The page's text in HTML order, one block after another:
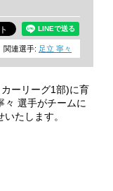
関連選手: 足立 寧々
ーリーグ1部)に育
々 選手がチームに
たします。